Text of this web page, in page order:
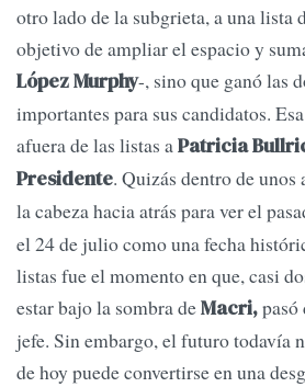
otro lado de la subgrieta, a una lista
objetivo de ampliar el espacio y
López Murphy-, sino que ganó las
importantes para sus candidatos.
afuera de las listas aPatricia
Presidente. Quizás dentro de unos
la cabeza hacia atrás para ver el
el 24 de julio como una fecha
listas fue el momento en que, casi
estar bajo la sombra deMacri,pasó
jefe. Sin embargo, el futuro todavía
de hoy puede convertirse en una